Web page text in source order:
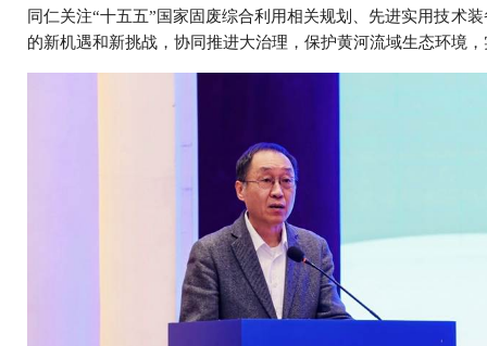
同仁关注“十五五”国家固废综合利用相关规划、先进实用技术
的新机遇和新挑战，协同推进大治理，保护黄河流域生态环境